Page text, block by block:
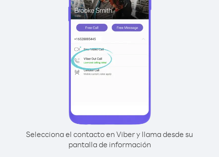
Selecciona el contacto en Viber y llama desde su
pantalla de información